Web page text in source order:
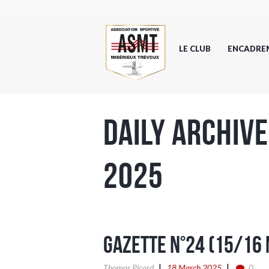
LE CLUB
Daily
2025
Gazette n°24 (15/16